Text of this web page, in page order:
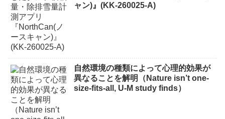
ャン)』(KK-260025-A)
自然環境の種類によって心理的効果が
異なることを解明（Nature isn’t one-
size-fits-all, U-M study finds）